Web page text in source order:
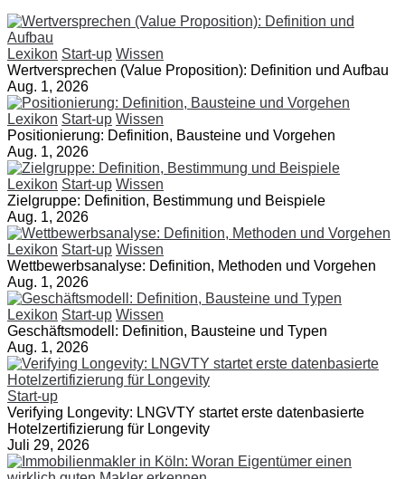
Lexikon Start-up Wissen
Wertversprechen (Value Proposition): Definition und Aufbau
Aug. 1, 2026
Lexikon Start-up Wissen
Positionierung: Definition, Bausteine und Vorgehen
Aug. 1, 2026
Lexikon Start-up Wissen
Zielgruppe: Definition, Bestimmung und Beispiele
Aug. 1, 2026
Lexikon Start-up Wissen
Wettbewerbsanalyse: Definition, Methoden und Vorgehen
Aug. 1, 2026
Lexikon Start-up Wissen
Geschäftsmodell: Definition, Bausteine und Typen
Aug. 1, 2026
Start-up
Verifying Longevity: LNGVTY startet erste datenbasierte
Hotelzertifizierung für Longevity
Juli 29, 2026